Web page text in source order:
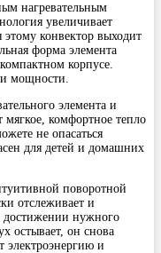
нагревательным
увеличивает
конвектор выходит
форма элемента
корпусе.
мощности.
элемента и
мягкое, комфортное тепло
не опасаться
для детей и домашних
поворотной
отслеживает и
достижении нужного
остывает, он снова
электроэнергию и